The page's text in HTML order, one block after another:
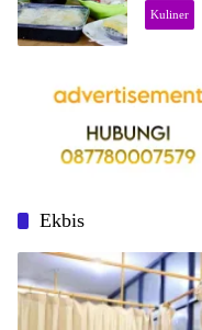
Kuliner
Ekbis